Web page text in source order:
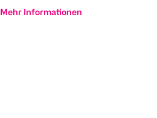
Mehr Informationen